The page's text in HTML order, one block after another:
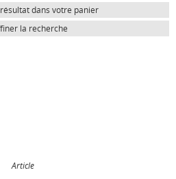
dans votre panier
la recherche
Article